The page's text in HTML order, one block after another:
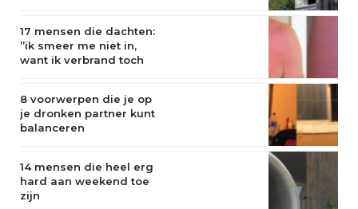
17 mensen die dachten:
”ik smeer me niet in,
want ik verbrand toch
8 voorwerpen die je op
je dronken partner kunt
balanceren
14 mensen die heel erg
hard aan weekend toe
zijn